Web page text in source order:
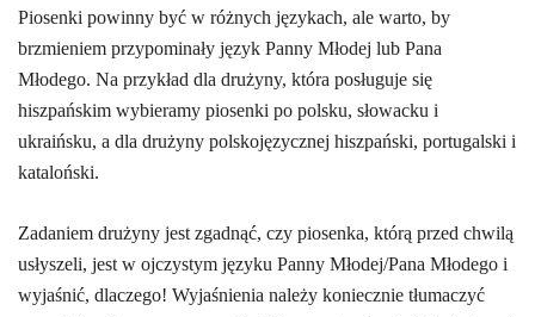
Piosenki powinny być w różnych językach, ale warto, by
brzmieniem przypominały język Panny Młodej lub Pana
Młodego. Na przykład dla drużyny, która posługuje się
hiszpańskim wybieramy piosenki po polsku, słowacku i
ukraińsku, a dla drużyny polskojęzycznej hiszpański, portugalski i
kataloński.
Zadaniem drużyny jest zgadnąć, czy piosenka, którą przed chwilą
usłyszeli, jest w ojczystym języku Panny Młodej/Pana Młodego i
wyjaśnić, dlaczego! Wyjaśnienia należy koniecznie tłumaczyć